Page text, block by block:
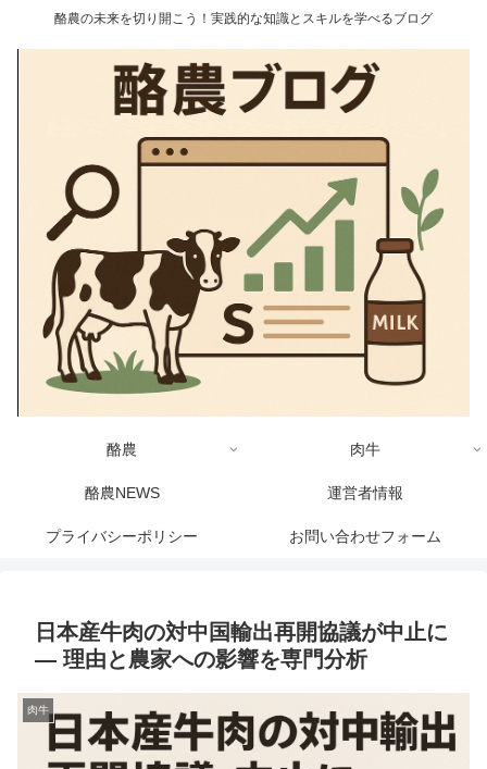
酪農の未来を切り開こう！実践的な知識とスキルを学べるブログ
酪農 肉牛
酪農NEWS 運営者情報
プライバシーポリシー お問い合わせフォーム
日本産牛肉の対中国輸出再開協議が中止に
— 理由と農家への影響を専門分析
肉牛